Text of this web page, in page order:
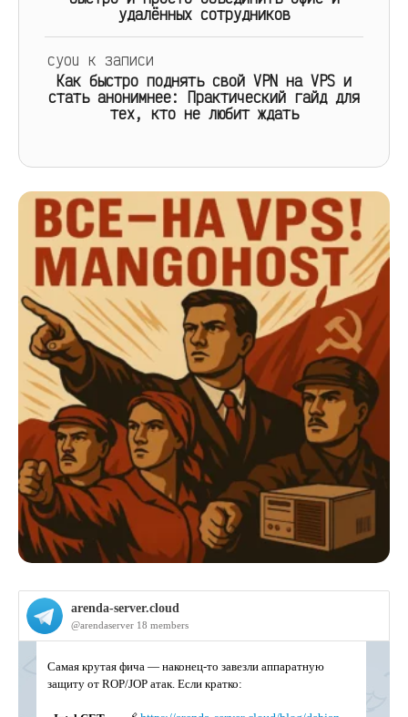
удалённых сотрудников
cyou к записи
Как быстро поднять свой VPN на VPS и
стать анонимнее: Практический гайд для
тех, кто не любит ждать